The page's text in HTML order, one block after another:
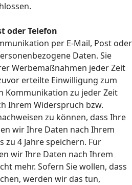
oder Telefon
per E-Mail, Post oder
Daten. Sie
Werbemaßnahmen jeder Zeit
erteilte Einwilligung zum
Kommunikation zu jeder Zeit
Ihrem Widerspruch bzw.
zu können, dass Ihre
wir Ihre Daten nach Ihrem
4 Jahre speichern. Für
wir Ihre Daten nach Ihrem
mehr. Sofern Sie wollen, dass
werden wir das tun,